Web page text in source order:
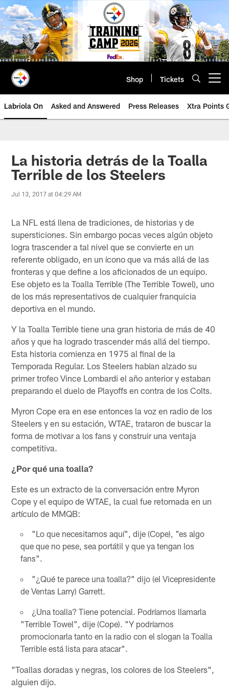
Skip
to
main
content
Shop Tickets
Labriola On Asked and Answered Press Releases Xtra Points
La historia detrás de la Toalla
Terrible de los Steelers
Jul 13, 2017 at 04:29 AM
La NFL está llena de tradiciones, de historias y de
supersticiones. Sin embargo pocas veces algún objeto
logra trascender a tal nivel que se convierte en un
referente obligado, en un ícono que va más allá de las
fronteras y que define a los aficionados de un equipo.
Ese objeto es la Toalla Terrible (The Terrible Towel), uno
de los más representativos de cualquier franquicia
deportiva en el mundo.
Y la Toalla Terrible tiene una gran historia de más de 40
años y que ha logrado trascender más allá del tiempo.
Esta historia comienza en 1975 al final de la
Temporada Regular. Los Steelers habían alzado su
primer trofeo Vince Lombardi el año anterior y estaban
preparando el duelo de Playoffs en contra de los Colts.
Myron Cope era en ese entonces la voz en radio de los
Steelers y en su estación, WTAE, trataron de buscar la
forma de motivar a los fans y construir una ventaja
competitiva.
¿Por qué una toalla?
Este es un extracto de la conversación entre Myron
Cope y el equipo de WTAE, la cual fue retomada en un
artículo de MMQB:
"Lo que necesitamos aquí", dije (Cope), "es algo
que que no pese, sea portátil y que ya tengan los
fans".
"¿Qué te parece una toalla?" dijo (el Vicepresidente
de Ventas Larry) Garrett.
¿Una toalla? Tiene potencial. Podríamos llamarla
"Terrible Towel", dije (Cope). "Y podríamos
promocionarla tanto en la radio con el slogan la Toalla
Terrible está lista para atacar".
"Toallas doradas y negras, los colores de los Steelers",
alguien dijo.